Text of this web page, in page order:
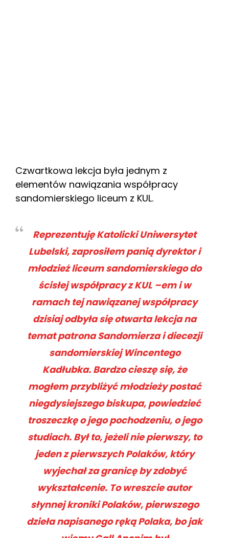
Czwartkowa lekcja była jednym z
elementów nawiązania współpracy
sandomierskiego liceum z KUL.
Reprezentuję Katolicki Uniwersytet
Lubelski, zaprosiłem panią dyrektor i
młodzież liceum sandomierskiego do
ścisłej współpracy z KUL –em i w
ramach tej nawiązanej współpracy
dzisiaj odbyła się otwarta lekcja na
temat patrona Sandomierza i diecezji
sandomierskiej Wincentego
Kadłubka. Bardzo cieszę się, że
mogłem przybliżyć młodzieży postać
niegdysiejszego biskupa, powiedzieć
troszeczkę o jego pochodzeniu, o jego
studiach. Był to, jeżeli nie pierwszy, to
jeden z pierwszych Polaków, który
wyjechał za granicę by zdobyć
wykształcenie. To wreszcie autor
słynnej kroniki Polaków, pierwszego
dzieła napisanego ręką Polaka, bo jak